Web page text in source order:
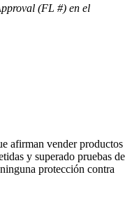
(FL #) en el
afirman vender productos
y superado pruebas de
protección contra